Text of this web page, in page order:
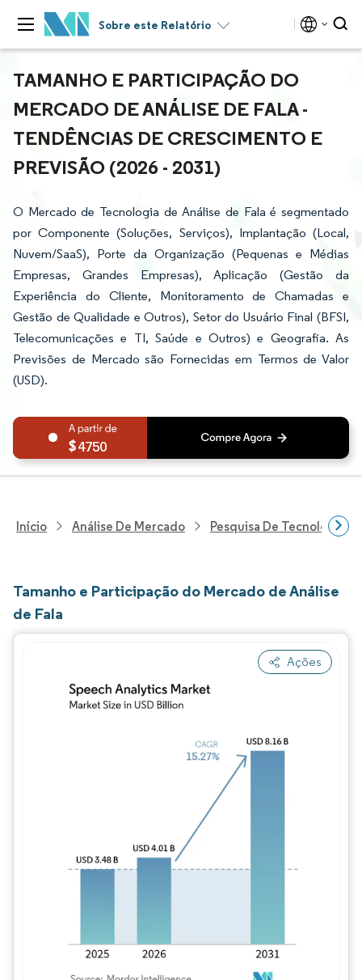
Sobre este Relatório
TAMANHO E PARTICIPAÇÃO DO
MERCADO DE ANÁLISE DE FALA -
TENDÊNCIAS DE CRESCIMENTO E
PREVISÃO (2026 - 2031)
O Mercado de Tecnologia de Análise de Fala é segmentado
por Componente (Soluções, Serviços), Implantação (Local,
Nuvem/SaaS), Porte da Organização (Pequenas e Médias
Empresas, Grandes Empresas), Aplicação (Gestão da
Experiência do Cliente, Monitoramento de Chamadas e
Gestão de Qualidade e Outros), Setor do Usuário Final (BFSI,
Telecomunicações e TI, Saúde e Outros) e Geografia. As
Previsões de Mercado são Fornecidas em Termos de Valor
(USD).
4750
Início Análise De Mercado Pesquisa De Tecnologia,
Tamanho e Participação do Mercado de Análise
de Fala
Ações
Imagem © Mordor Intelligence. O reuso